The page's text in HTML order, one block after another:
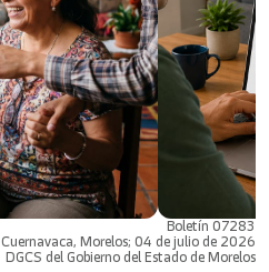
Boletín 07283
Cuernavaca, Morelos; 04 de julio de 2026
DGCS del Gobierno del Estado de Morelos